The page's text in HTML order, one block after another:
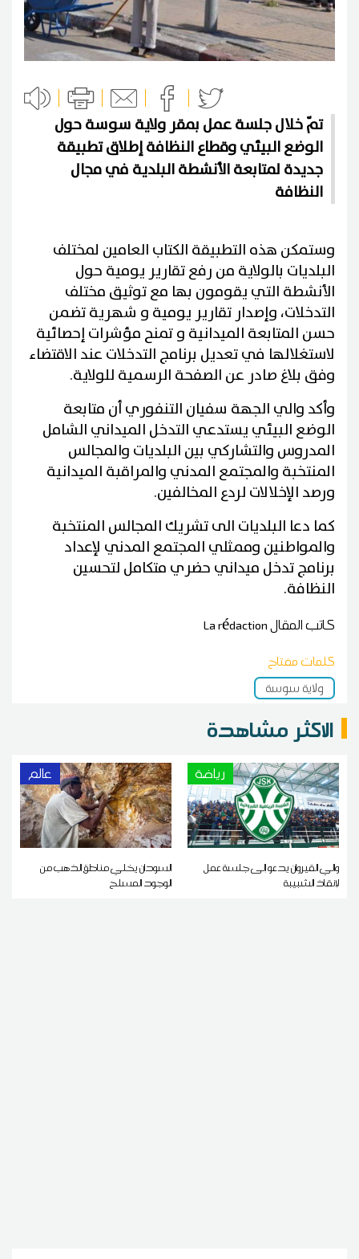
تمّ خلال جلسة عمل بمقر ولاية سوسة حول
الوضع البيئي وقطاع النظافة إطلاق تطبيقة
جديدة لمتابعة الأنشطة البلدية في مجال
النظافة
وستمكن هذه التطبيقة الكتاب العامين لمختلف
البلديات بالولاية من رفع تقارير يومية حول
الأنشطة التي يقومون بها مع توثيق مختلف
التدخلات، وإصدار تقارير يومية و شهرية تضمن
حسن المتابعة الميدانية و تمنح مؤشرات إحصائية
لاستغلالها في تعديل برنامج التدخلات عند الاقتضاء
وفق بلاغ صادر عن الصفحة الرسمية للولاية.
وأكد والي الجهة سفيان التنفوري أن متابعة
الوضع البيئي يستدعي التدخل الميداني الشامل
المدروس والتشاركي بين البلديات والمجالس
المنتخبة والمجتمع المدني والمراقبة الميدانية
ورصد الإخلالات لردع المخالفين.
كما دعا البلديات الى تشريك المجالس المنتخبة
والمواطنين وممثلي المجتمع المدني لإعداد
برنامج تدخل ميداني حضري متكامل لتحسين
النظافة.
كاتب المقالLa rédaction
كلمات مفتاح
ولاية سوسة
الاكثر مشاهدة
رياضة
والي القيروان يدعو إلى جلسة عمل
لإنقاذ الشبيبة
عالم
السودان يخلي مناطق الذهب من
الوجود المسلح